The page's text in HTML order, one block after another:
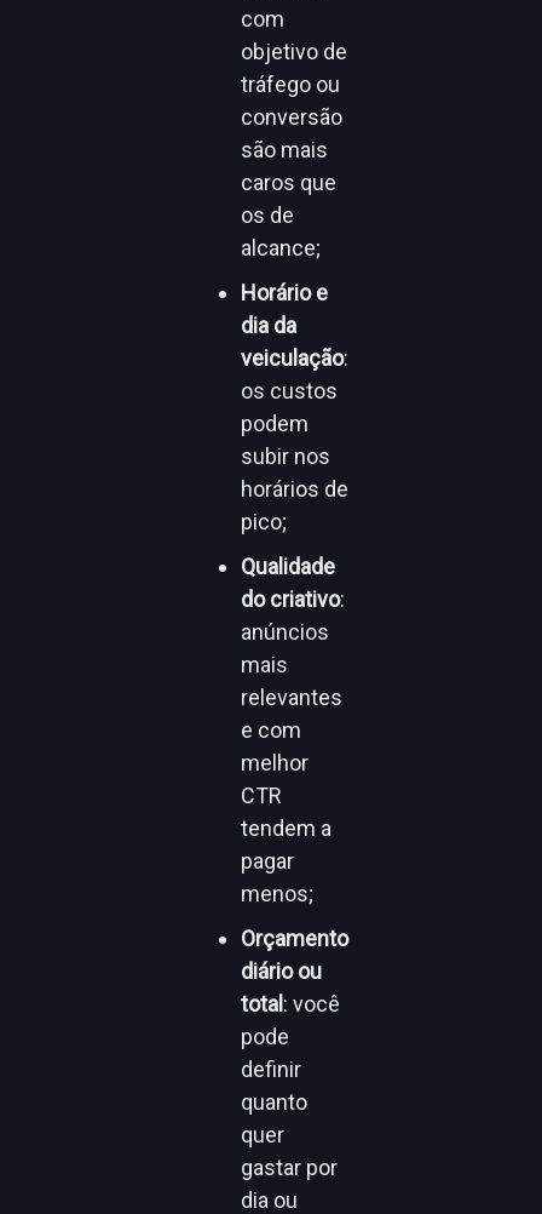
com
objetivo de
tráfego ou
conversão
são mais
caros que
os de
alcance;
Horário e
dia da
veiculação:
os custos
podem
subir nos
horários de
pico;
Qualidade
do criativo:
anúncios
mais
relevantes
e com
melhor
CTR
tendem a
pagar
menos;
Orçamento
diário ou
total: você
pode
definir
quanto
quer
gastar por
dia ou